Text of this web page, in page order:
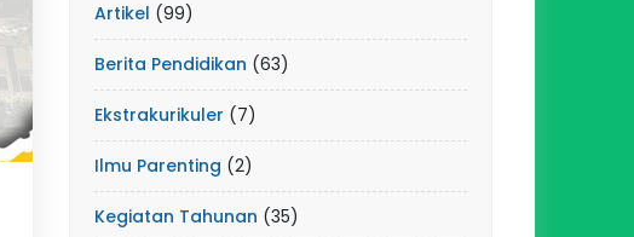
Artikel (99)
Berita Pendidikan (63)
Ekstrakurikuler (7)
Ilmu Parenting (2)
Kegiatan Tahunan (35)